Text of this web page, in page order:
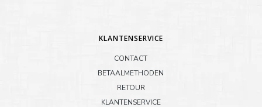
KLANTENSERVICE
CONTACT
BETAALMETHODEN
RETOUR
KLANTENSERVICE